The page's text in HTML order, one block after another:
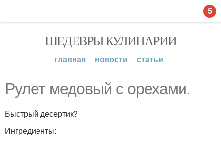
ШЕДЕВРЫ КУЛИНАРИИ
главная новости статьи
Рулет медовый с орехами.
Быстрый десертик?
Ингредиенты:
5